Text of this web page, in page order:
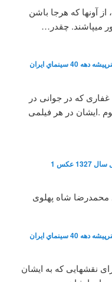
آونها که هرجا باشن
میپاشند. چقدر…
سينماي ايران
غفاری که در جوانی در
.ایشان در هر فیلمی
عکس 1
شاه پهلوی
سينماي ايران
نقشهایی که به ایشان